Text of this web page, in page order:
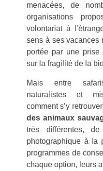
menacées, de
organisations
volontariat à
sens à ses vacances
portée par une prise
sur la fragilité de la
Mais entre
naturalistes et
comment s’y
des animaux
très différentes,
photographique à la
programmes de
chaque option, leurs